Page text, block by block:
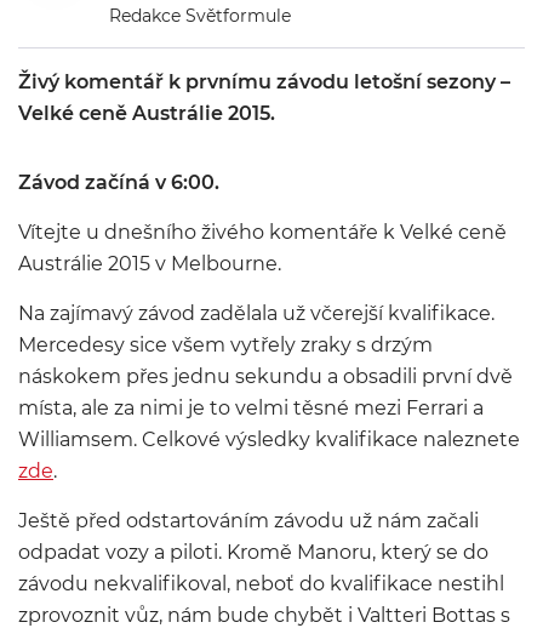
Redakce Světformule
Živý komentář k prvnímu závodu letošní sezony –
Velké ceně Austrálie 2015.
Závod začíná v 6:00.
Vítejte u dnešního živého komentáře k Velké ceně
Austrálie 2015 v Melbourne.
Na zajímavý závod zadělala už včerejší kvalifikace.
Mercedesy sice všem vytřely zraky s drzým
náskokem přes jednu sekundu a obsadili první dvě
místa, ale za nimi je to velmi těsné mezi Ferrari a
Williamsem. Celkové výsledky kvalifikace naleznete
zde.
Ještě před odstartováním závodu už nám začali
odpadat vozy a piloti. Kromě Manoru, který se do
závodu nekvalifikoval, neboť do kvalifikace nestihl
zprovoznit vůz, nám bude chybět i Valtteri Bottas s